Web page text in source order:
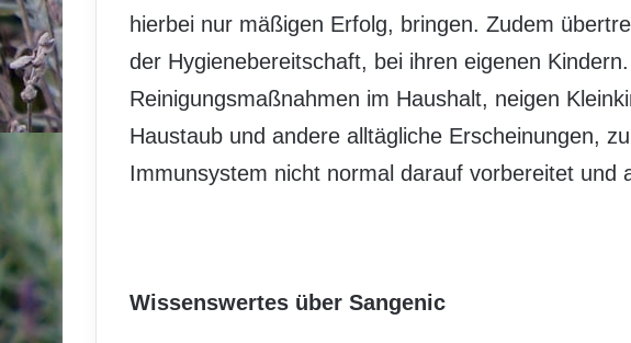
hierbei nur mäßigen Erfolg, bringen. Zudem
der Hygienebereitschaft, bei ihren eigenen
Reinigungsmaßnahmen im Haushalt, neigen
Haustaub und andere alltägliche Erscheinungen,
Immunsystem nicht normal darauf vorbereitet und
Wissenswertes über Sangenic